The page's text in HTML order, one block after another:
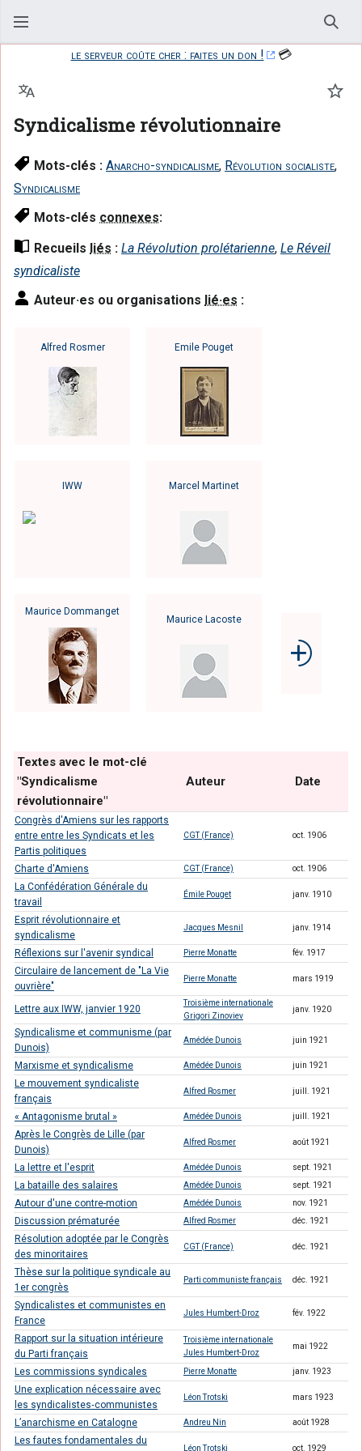
le serveur coûte cher : faites un don !
💳
Syndicalisme révolutionnaire
Langue
Mots-clés : Anarcho-syndicalisme, Révolution socialiste,
Syndicalisme
Mots-clés connexes:
Recueils liés : La Révolution prolétarienne, Le Réveil
syndicaliste
Auteur·es ou organisations lié·es :
Alfred Rosmer Emile Pouget
IWW Marcel Martinet
Maurice Dommanget
Maurice Lacoste
⨮
Textes avec le mot-clé
"Syndicalisme
révolutionnaire"
Auteur Date
Congrès d'Amiens sur les rapports
entre entre les Syndicats et les
Partis politiques
CGT (France) oct. 1906
Charte d'Amiens CGT (France) oct. 1906
La Confédération Générale du
travail
Émile Pouget janv. 1910
Esprit révolutionnaire et
syndicalisme
Jacques Mesnil janv. 1914
Réflexions sur l'avenir syndical Pierre Monatte fév. 1917
Circulaire de lancement de "La Vie
ouvrière"
Pierre Monatte mars 1919
Lettre aux IWW, janvier 1920
Troisième internationale
Grigori Zinoviev
janv. 1920
Syndicalisme et communisme (par
Dunois)
Amédée Dunois juin 1921
Marxisme et syndicalisme Amédée Dunois juin 1921
Le mouvement syndicaliste
français
Alfred Rosmer juill. 1921
« Antagonisme brutal » Amédée Dunois juill. 1921
Après le Congrès de Lille (par
Dunois)
Alfred Rosmer août 1921
La lettre et l'esprit Amédée Dunois sept. 1921
La bataille des salaires Amédée Dunois sept. 1921
Autour d'une contre-motion Amédée Dunois nov. 1921
Discussion prématurée Alfred Rosmer déc. 1921
Résolution adoptée par le Congrès
des minoritaires
CGT (France) déc. 1921
Thèse sur la politique syndicale au
1er congrès
Parti communiste français déc. 1921
Syndicalistes et communistes en
France
Jules Humbert-Droz fév. 1922
Rapport sur la situation intérieure
du Parti français
Troisième internationale
Jules Humbert-Droz
mai 1922
Les commissions syndicales Pierre Monatte janv. 1923
Une explication nécessaire avec
les syndicalistes‑communistes
Léon Trotski mars 1923
L’anarchisme en Catalogne Andreu Nin août 1928
Les fautes fondamentales du
Léon Trotski oct. 1929